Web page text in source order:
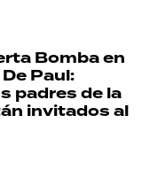
Bomba en
Paul:
padres de la
invitados al